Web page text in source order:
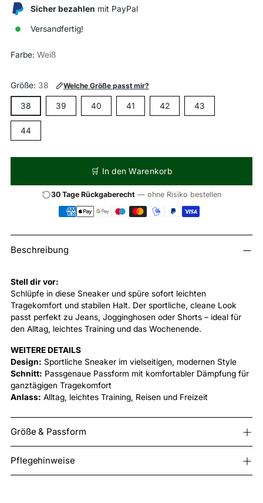
Sicher bezahlen mit PayPal
Versandfertig!
Farbe: Weiß
Größe: 38 Welche Größe passt mir?
38 39 40 41 42 43
44
🛒 In den Warenkorb
30 Tage Rückgaberecht — ohne Risiko bestellen
in
legen
Beschreibung
Stell dir vor:
Schlüpfe in diese Sneaker und spüre sofort leichten
Tragekomfort und stabilen Halt. Der sportliche, cleane Look
passt perfekt zu Jeans, Jogginghosen oder Shorts – ideal für
den Alltag, leichtes Training und das Wochenende.
WEITERE DETAILS
Design: Sportliche Sneaker im vielseitigen, modernen Style
Schnitt: Passgenaue Passform mit komfortabler Dämpfung für
ganztägigen Tragekomfort
Anlass: Alltag, leichtes Training, Reisen und Freizeit
Größe & Passform
Pflegehinweise